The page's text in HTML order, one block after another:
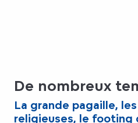
De nombreux
La grande pagaille,
religieuses, le footing